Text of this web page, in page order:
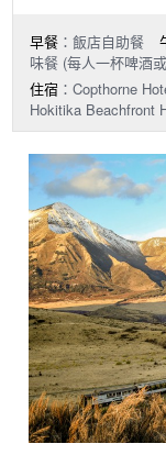
早餐 ：飯店自助餐
味餐 (每人一杯啤酒
住宿 ：Copthorne
Hokitika Beachfront